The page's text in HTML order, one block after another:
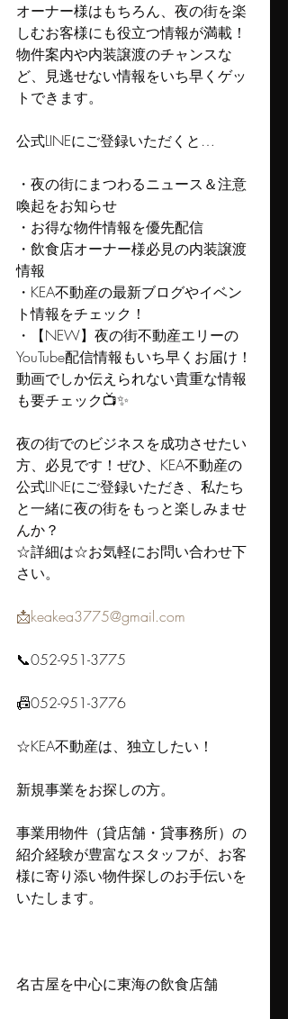
オーナー様はもちろん、夜の街を楽
しむお客様にも役立つ情報が満載！
物件案内や内装譲渡のチャンスな
ど、見逃せない情報をいち早くゲッ
トできます。
公式LINEにご登録いただくと…
・夜の街にまつわるニュース＆注意
喚起をお知らせ
・お得な物件情報を優先配信
・飲食店オーナー様必見の内装譲渡
情報
・KEA不動産の最新ブログやイベン
ト情報をチェック！
・【NEW】夜の街不動産エリーの
YouTube配信情報もいち早くお届け！
動画でしか伝えられない貴重な情報
も要チェック📺✨
夜の街でのビジネスを成功させたい
方、必見です！ぜひ、KEA不動産の
公式LINEにご登録いただき、私たち
と一緒に夜の街をもっと楽しみませ
んか？
☆詳細は☆お気軽にお問い合わせ下
さい。
📩keakea3775@gmail.com
📞052-951-3775
📠052-951-3776
☆KEA不動産は、独立したい！
新規事業をお探しの方。
事業用物件（貸店舗・貸事務所）の
紹介経験が豊富なスタッフが、お客
様に寄り添い物件探しのお手伝いを
いたします。
名古屋を中心に東海の飲食店舗